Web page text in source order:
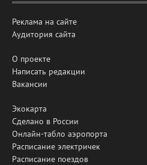
Реклама на сайте
Аудитория сайта
О проекте
Написать редакции
Вакансии
Экокарта
Сделано в России
Онлайн-табло аэропорта
Расписание электричек
Расписание поездов